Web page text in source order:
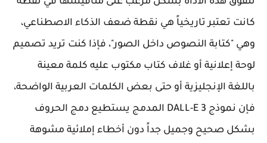
كانت تعتبر تاريخياً هي نقطة ضعف الذكاء الاصطناعي،
وهي "كتابة النصوص داخل الصور"، فإذا كنت تريد تصميم
لوحة إعلانية أو غلاف كتاب مكتوب عليه كلمة معينة
باللغة الإنجليزية أو حتى بعض الكلمات العربية الواضحة،
فإن نموذج DALL-E 3 المدمج يستطيع دمج الحروف
بشكل صحيح وجميل جداً دون أخطاء إملائية مشوهة